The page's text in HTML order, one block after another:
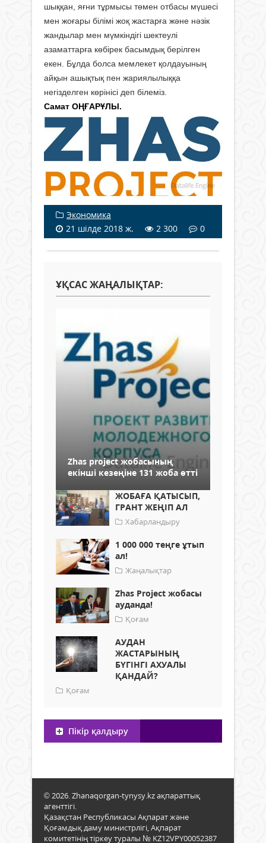
шыққан, яғни тұрмысы төмен отбасы мүшесі
мен жоғары білімі жоқ жастарға және нәзік
жандылар мен мүмкіндігі шектеулі
азаматтарға көбірек басымдық берілген
екен. Бұлда болса мемлекет қолдауының
айқын ашықтық пен жариялылыққа
негізделген көрінісі деп білеміз.
Самат ОҢҒАРҰЛЫ.
Экономика
21 шілде 2018 ж.
2 300 0
ҰҚСАС ЖАҢАЛЫҚТАР:
Zhas project жобасының
екінші кезеңіне 131 жоба өтті
ЖОБАҒА ҚАТЫСЫП,
ГРАНТ ЖЕҢІП АЛ
Хабарландыру
1 000 000 теңге ұтып
ал!
Жаңалықтар
Zhas Project жобасы
ауданда!
Қоғам
АУДАН
ЖАСТАРЫНЫҢ
БҮГІНГІ АХУАЛЫ
ҚАНДАЙ?
Қоғам
Пікір қалдыру
© 2026. Zhanaqorgan-tynysy.kz ақпараттық
агенттігі.
Қазақстан Республикасы Ақпарат және
Қоғамдық даму министрлігі, Ақпарат
комитетінің тіркеу туралы № KZ12VPY00052387